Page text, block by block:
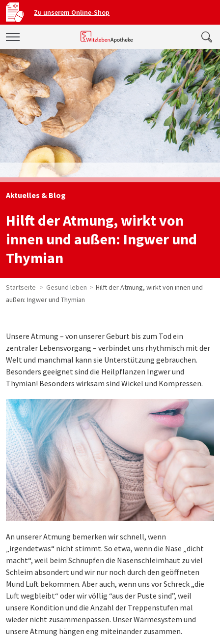
Zu unserem Online-Shop
Aktuelles & Blog
Hilft der Atmung, wirkt von
innen und außen: Ingwer und
Thymian
Startseite Gesund leben
Hilft der Atmung, wirkt von innen und
außen: Ingwer und Thymian
Unsere Atmung – von unserer Geburt bis zum Tod ein
zentraler Lebensvorgang – verbindet uns rhythmisch mit der
Welt und manchmal kann sie Unterstützung gebrauchen.
Besonders geeignet sind die Heilpflanzen Ingwer und
Thymian! Besonders wirksam sind Wickel und Kompressen.
An unserer Atmung bemerken wir schnell, wenn
„irgendetwas“ nicht stimmt. So etwa, wenn die Nase „dicht
macht“, weil beim Schnupfen die Nasenschleimhaut zu viel
Schleim absondert und wir nur noch durch den geöffneten
Mund Luft bekommen. Aber auch, wenn uns vor Schreck „die
Luft wegbleibt“ oder wir völlig “aus der Puste sind”, weil
unsere Kondition und die Anzahl der Treppenstufen mal
wieder nicht zusammenpassen. Unser Wärmesystem und
unsere Atmung hängen eng miteinander zusammen.